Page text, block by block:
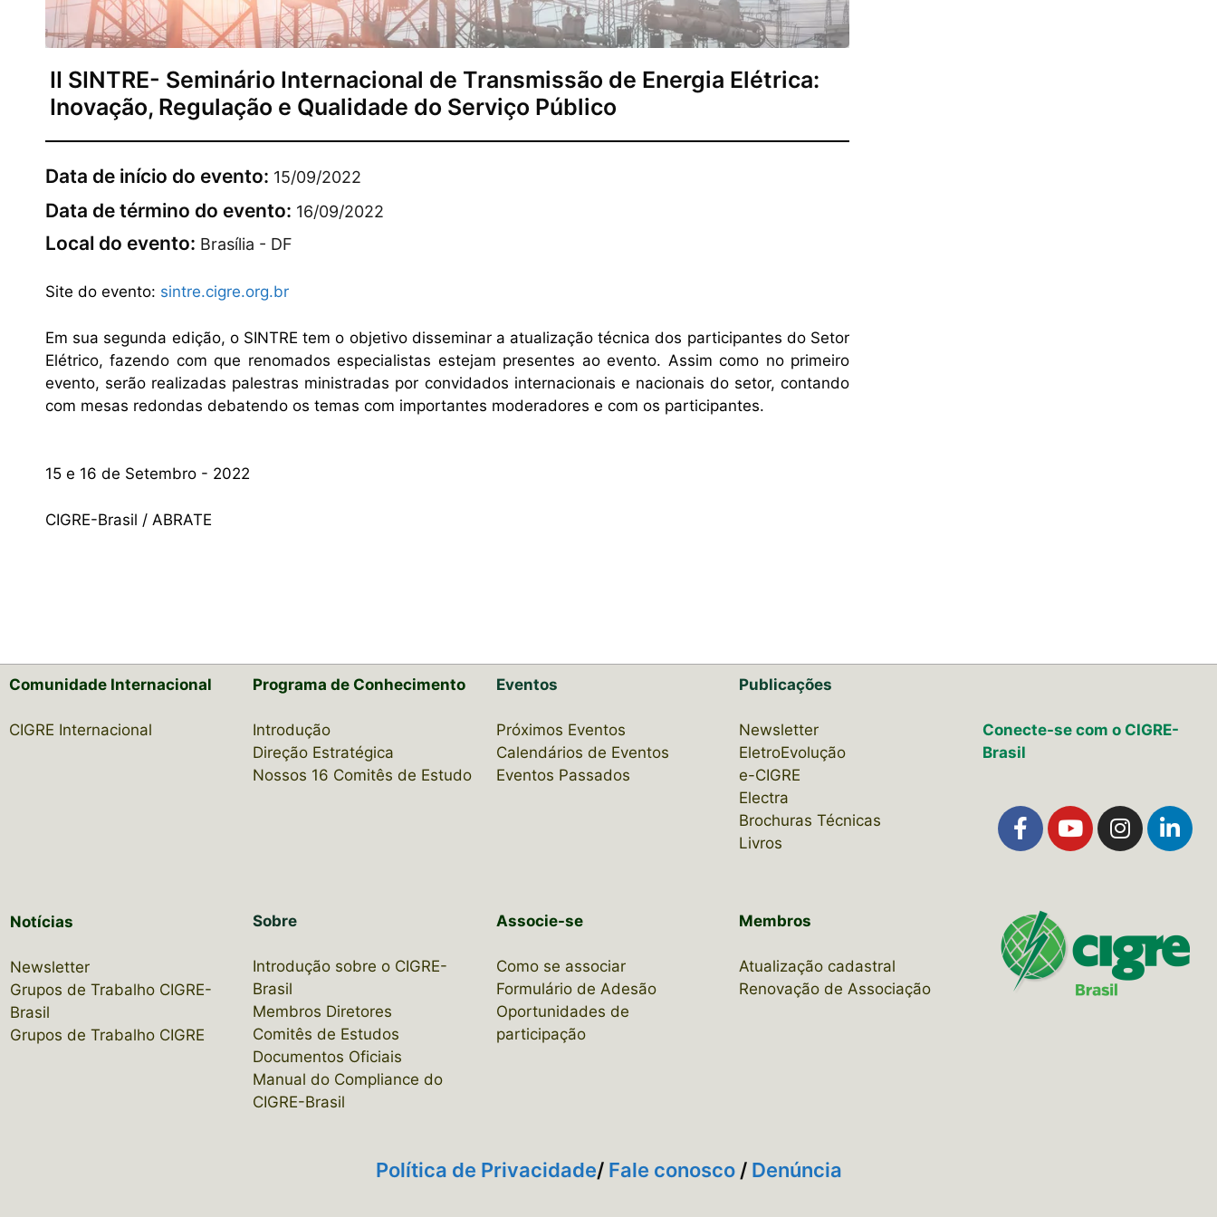
II SINTRE- Seminário Internacional de Transmissão de Energia Elétrica:
Inovação, Regulação e Qualidade do Serviço Público
Data de início do evento: 15/09/2022
Data de término do evento: 16/09/2022
Local do evento: Brasília - DF
Site do evento: sintre.cigre.org.br
Em sua segunda edição, o SINTRE tem o objetivo disseminar a atualização técnica dos participantes do Setor
Elétrico, fazendo com que renomados especialistas estejam presentes ao evento. Assim como no primeiro
evento, serão realizadas palestras ministradas por convidados internacionais e nacionais do setor, contando
com mesas redondas debatendo os temas com importantes moderadores e com os participantes.
15 e 16 de Setembro - 2022
CIGRE-Brasil / ABRATE
Comunidade Internacional
CIGRE Internacional
Programa de Conhecimento
Introdução
Direção Estratégica
Nossos 16 Comitês de Estudo
Eventos
Próximos Eventos
Calendários de Eventos
Eventos Passados
Publicações
Newsletter
EletroEvolução
e-CIGRE
Electra
Brochuras Técnicas
Livros
Conecte-se com o CIGRE-
Brasil
Notícias
Newsletter
Grupos de Trabalho CIGRE-
Brasil
Grupos de Trabalho CIGRE
Sobre
Introdução sobre o CIGRE-
Brasil
Membros Diretores
Comitês de Estudos
Documentos Oficiais
Manual do Compliance do
CIGRE-Brasil
Associe-se
Como se associar
Formulário de Adesão
Oportunidades de
participação
Membros
Atualização cadastral
Renovação de Associação
Política de Privacidade/ Fale conosco / Denúncia